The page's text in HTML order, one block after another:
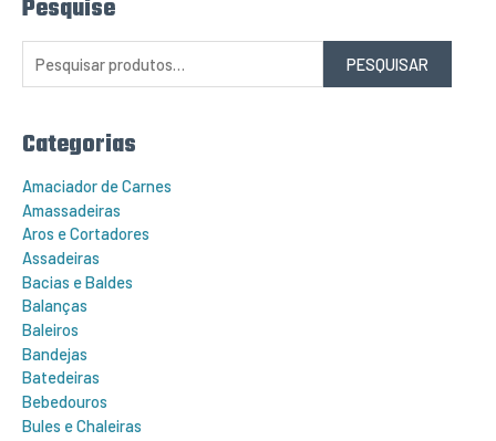
Pesquise
e
p
o
:
PESQUISAR
Categorias
Amaciador de Carnes
Amassadeiras
Aros e Cortadores
Assadeiras
Bacias e Baldes
Balanças
Baleiros
Bandejas
Batedeiras
Bebedouros
Bules e Chaleiras